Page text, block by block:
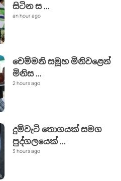
සිටින ස...
an hour ago
චෙම්මනි සමූහ මිනිවළෙන්
මිනිස...
2 hours ago
දුම්වැටි තොගයක් සමග
පුද්ගලයෙක්...
3 hours ago